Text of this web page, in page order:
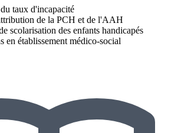
taux d'incapacité
de la PCH et de l'AAH
scolarisation des enfants handicapés
en établissement médico-social